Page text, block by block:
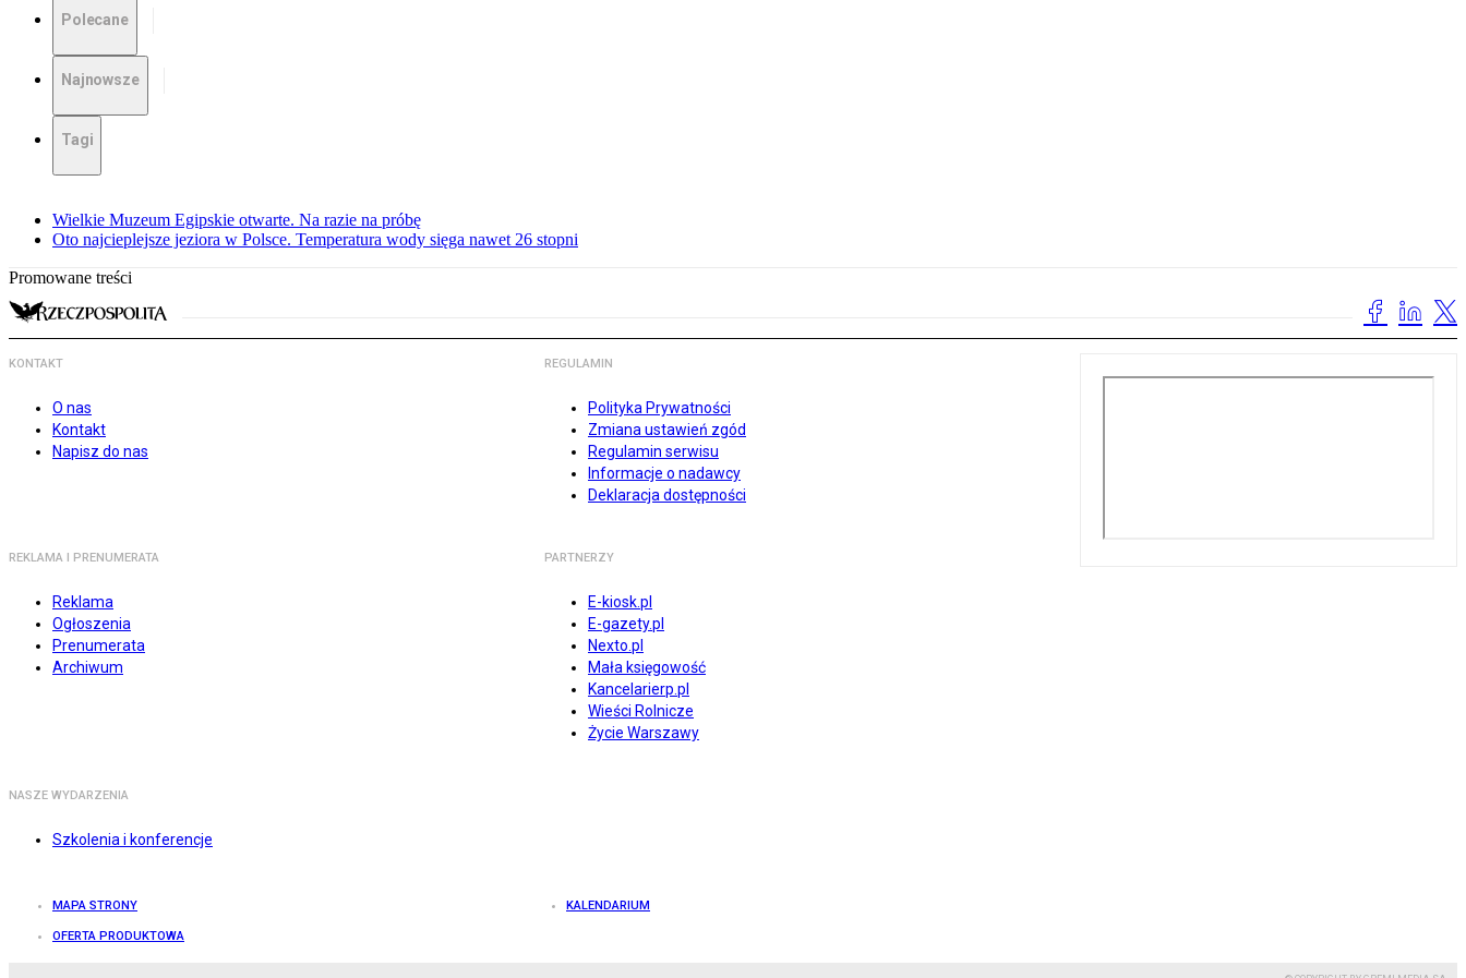
Polecane
Najnowsze
Tagi
Wielkie Muzeum Egipskie otwarte. Na razie na próbę
Oto najcieplejsze jeziora w Polsce. Temperatura wody sięga nawet 26 stopni
Promowane treści
KONTAKT
O nas
Kontakt
Napisz do nas
REGULAMIN
Polityka Prywatności
Zmiana ustawień zgód
Regulamin serwisu
Informacje o nadawcy
Deklaracja dostępności
REKLAMA I PRENUMERATA
Reklama
Ogłoszenia
Prenumerata
Archiwum
PARTNERZY
E-kiosk.pl
E-gazety.pl
Nexto.pl
Mała księgowość
Kancelarierp.pl
Wieści Rolnicze
Życie Warszawy
NASZE WYDARZENIA
Szkolenia i konferencje
MAPA STRONY KALENDARIUM
OFERTA PRODUKTOWA